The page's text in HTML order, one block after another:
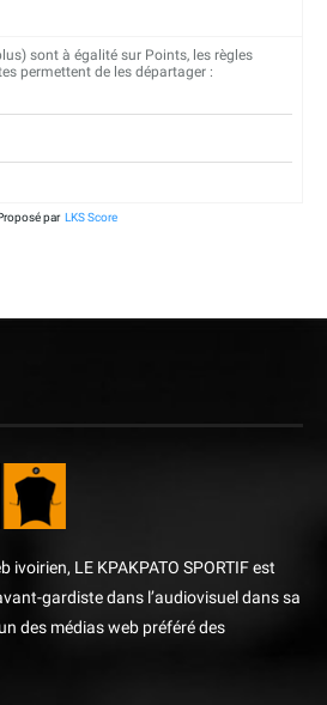
sont à égalité sur Points, les règles
permettent de les départager :
par LKS Score
ivoirien, LE KPAKPATO SPORTIF est
gardiste dans l’audiovisuel dans sa
des médias web préféré des